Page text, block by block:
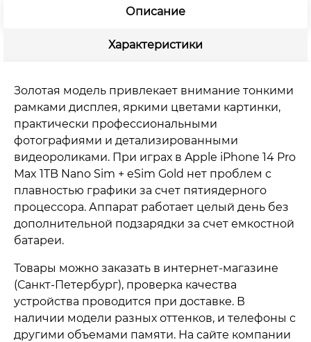
Описание
Характеристики
Золотая модель привлекает внимание тонкими
рамками дисплея, яркими цветами картинки,
практически профессиональными
фотографиями и детализированными
видеороликами. При играх в Apple iPhone 14 Pro
Max 1TB Nano Sim + eSim Gold нет проблем с
плавностью графики за счет пятиядерного
процессора. Аппарат работает целый день без
дополнительной подзарядки за счет емкостной
батареи.
Товары можно заказать в интернет-магазине
(Санкт-Петербург), проверка качества
устройства проводится при доставке. В
наличии модели разных оттенков, и телефоны с
другими объемами памяти. На сайте компании